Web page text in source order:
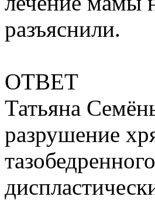
разъяснили.
ОТВЕТ
Татьяна
разрушение